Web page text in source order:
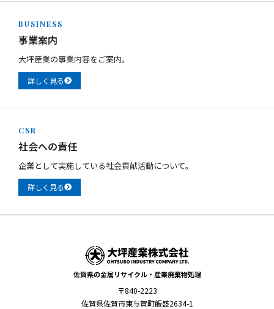
BUSINESS
事業案内
大坪産業の事業内容をご案内。
詳しく見る
CSR
社会への責任
企業として実施している社会貢献活動について。
詳しく見る
佐賀県の金属リサイクル・産業廃棄物処理
〒840-2223
佐賀県佐賀市東与賀町飯盛2634-1